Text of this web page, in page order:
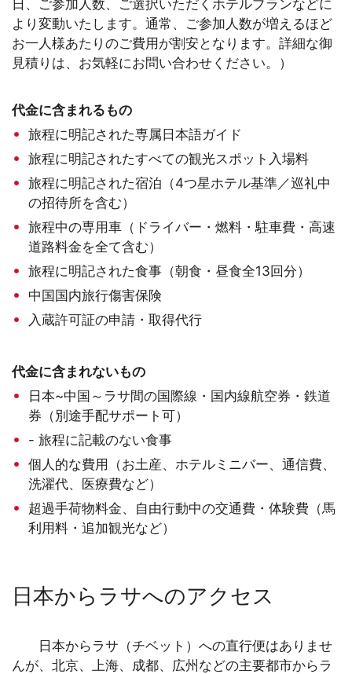
日、ご参加人数、ご選択いただくホテルプランなどに
より変動いたします。通常、ご参加人数が増えるほど
お一人様あたりのご費用が割安となります。詳細な御
見積りは、お気軽にお問い合わせください。）
代金に含まれるもの
旅程に明記された専属日本語ガイド
旅程に明記されたすべての観光スポット入場料
旅程に明記された宿泊（4つ星ホテル基準／巡礼中
の招待所を含む）
旅程中の専用車（ドライバー・燃料・駐車費・高速
道路料金を全て含む）
旅程に明記された食事（朝食・昼食全13回分）
中国国内旅行傷害保険
入蔵許可証の申請・取得代行
代金に含まれないもの
日本~中国～ラサ間の国際線・国内線航空券・鉄道
券（別途手配サポート可）
- 旅程に記載のない食事
個人的な費用（お土産、ホテルミニバー、通信費、
洗濯代、医療費など）
超過手荷物料金、自由行動中の交通費・体験費（馬
利用料・追加観光など）
日本からラサへのアクセス
日本からラサ（チベット）への直行便はありませ
んが、北京、上海、成都、広州などの主要都市からラ